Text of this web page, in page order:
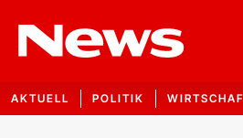
AKTUELL POLITIK